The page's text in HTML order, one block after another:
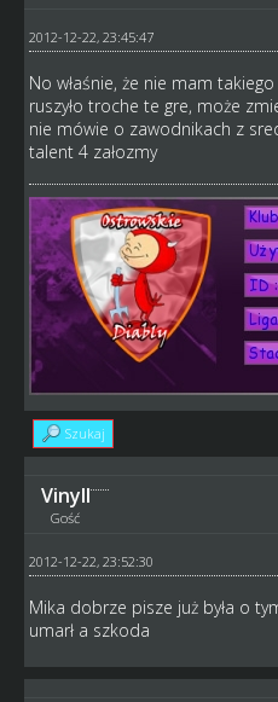
2012-12-22, 23:45:47
No właśnie, że nie mam
ruszyło troche te gre, może
nie mówie o zawodnikach z
talent 4 załozmy
Szukaj
Vinyll
Gość
2012-12-22, 23:52:30
Mika dobrze pisze już była o
umarł a szkoda